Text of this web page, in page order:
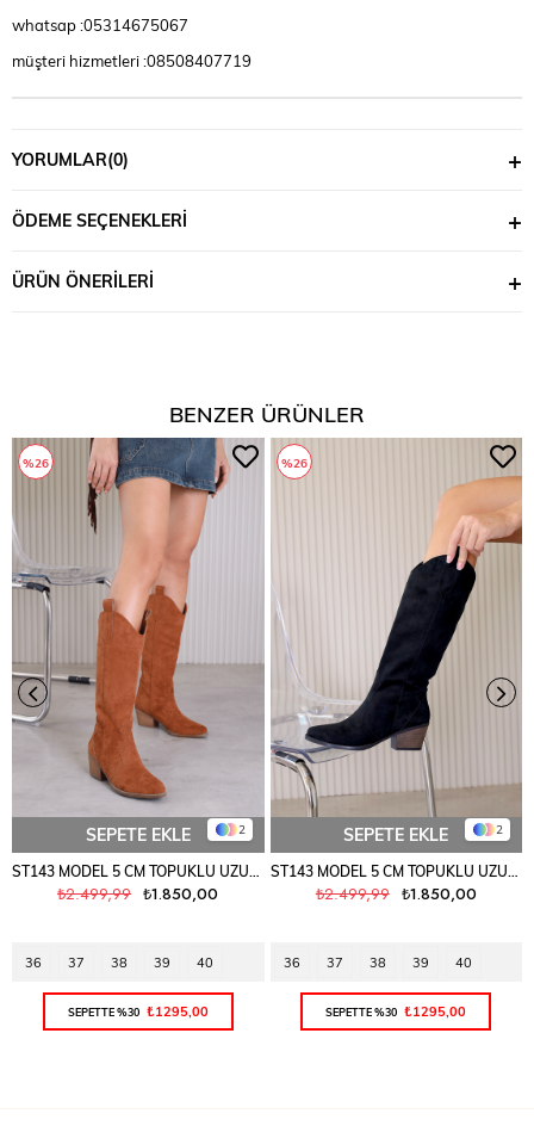
whatsap :05314675067
müşteri hizmetleri :08508407719
YORUMLAR(0)
ÖDEME SEÇENEKLERI
ÜRÜN ÖNERILERI
BENZER ÜRÜNLER
2
SEPETE EKLE
₺1.850,00
₺2.499,99
36 37 38 39 40
SEPETTE %30 ₺1295,00
%26
2
SEPETE EKLE
₺1.850,00
₺2.499,99
36 37 38 39 40
SEPETTE %30 ₺1295,00
%26